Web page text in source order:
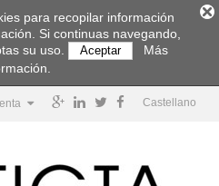
Castellano
para recopilar información
Si continuas navegando,
su uso.
Aceptar
Más